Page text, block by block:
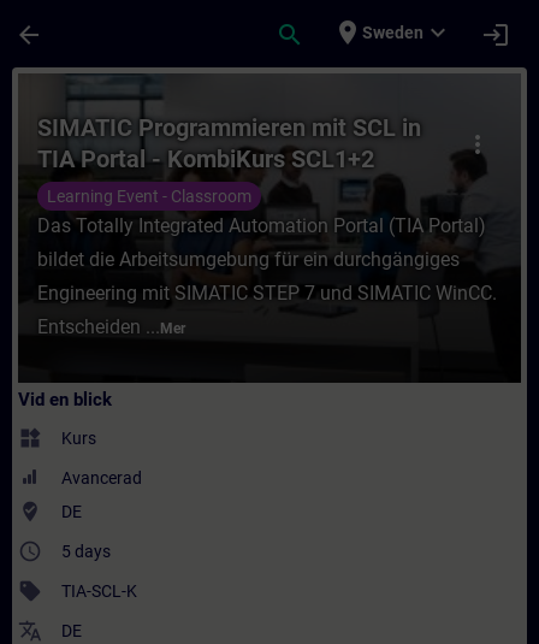
arrow_back search place Sweden expand_more login
Kurs - SIMATIC Programmieren mit
more_vert
SIMATIC Programmieren mit SCL in
TIA Portal - KombiKurs SCL1+2
(Präsenz-Training)
Learning Event - Classroom
Das Totally Integrated Automation Portal (TIA Portal)
bildet die Arbeitsumgebung für ein durchgängiges
Engineering mit SIMATIC STEP 7 und SIMATIC WinCC.
Entscheiden ... Mer
Vid en blick
widgets Kurs
Avancerad
where_to_vote DE
access_time 5 days
sell TIA-SCL-K
translate DE